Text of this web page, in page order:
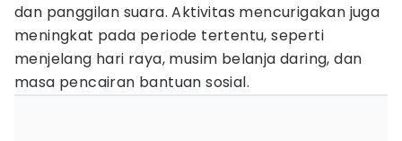
dan panggilan suara. Aktivitas mencurigakan juga
meningkat pada periode tertentu, seperti
menjelang hari raya, musim belanja daring, dan
masa pencairan bantuan sosial.